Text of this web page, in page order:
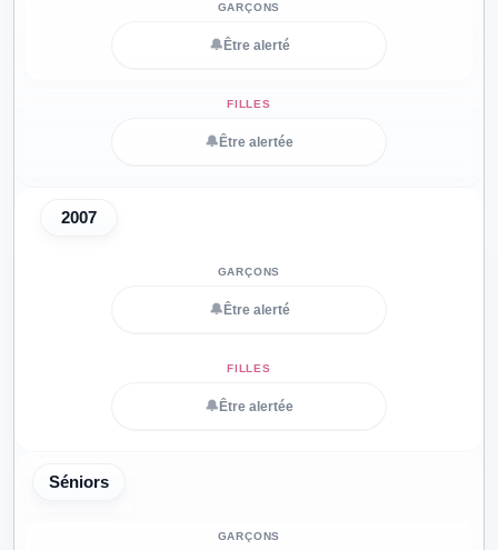
🔔 Être alerté
🔔 Être alertée
2007
🔔 Être alerté
🔔 Être alertée
Séniors